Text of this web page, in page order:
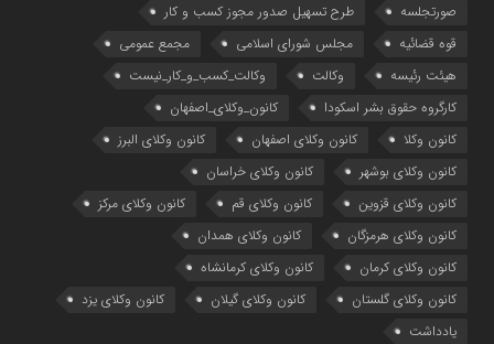
صورتجلسه
طرح تسهیل صدور مجوز کسب و کار
قوه قضائیه
مجلس شورای اسلامی
مجمع عمومی
هیئت رئیسه
وکالت
وکالت_کسب_و_کار_نیست
کارگروه حقوق بشر اسکودا
کانون_وکلای_اصفهان
کانون وکلا
کانون وکلای اصفهان
کانون وکلای البرز
کانون وکلای بوشهر
کانون وکلای خراسان
کانون وکلای قزوین
کانون وکلای قم
کانون وکلای مرکز
کانون وکلای هرمزگان
کانون وکلای همدان
کانون وکلای کرمان
کانون وکلای کرمانشاه
کانون وکلای گلستان
کانون وکلای گیلان
کانون وکلای یزد
یادداشت